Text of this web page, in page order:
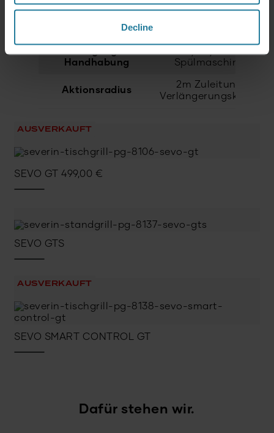
Decline
Kosten
(0,32€ / kWh
Handhabung
Spülmaschine
Aktionsradius
2m Zuleitung
Verlängerungskabel
AUSVERKAUFT
SEVO GT 499,00 €
SEVO GTS
AUSVERKAUFT
SEVO SMART CONTROL GT
Dafür stehen wir.